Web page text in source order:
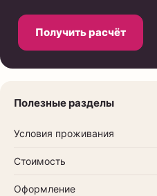
Получить расчёт
Полезные разделы
Условия проживания
Стоимость
Оформление